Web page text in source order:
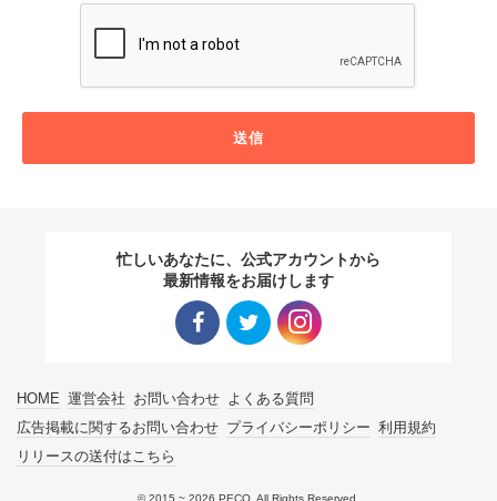
送信
忙しいあなたに、公式アカウントから
最新情報をお届けします
HOME 運営会社 お問い合わせ よくある質問
広告掲載に関するお問い合わせ プライバシーポリシー 利用規約
リリースの送付はこちら
© 2015 ~ 2026 PECO. All Rights Reserved.